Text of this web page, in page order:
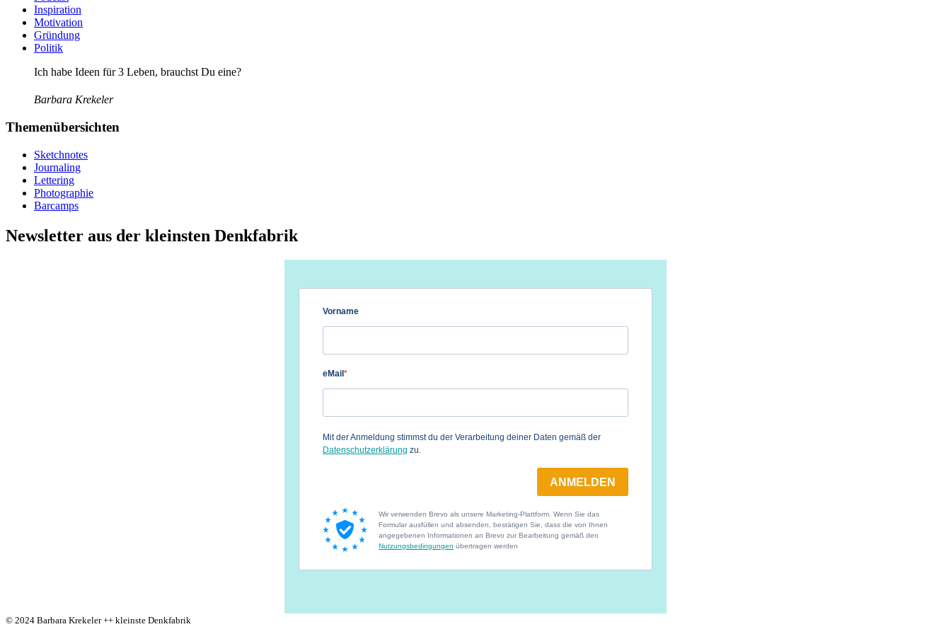
Inspiration
Motivation
Gründung
Politik
Ich habe Ideen für 3 Leben, brauchst Du eine?
Barbara Krekeler
Themenübersichten
Sketchnotes
Journaling
Lettering
Photographie
Barcamps
Newsletter aus der kleinsten Denkfabrik
© 2024 Barbara Krekeler ++ kleinste Denkfabrik